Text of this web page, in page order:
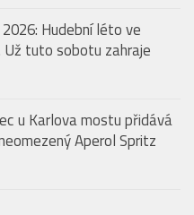
Hudební léto ve
Už tuto sobotu zahraje
u Karlova mostu přidává
Aperol Spritz